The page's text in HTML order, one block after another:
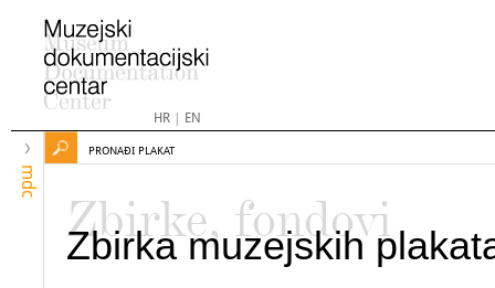
HR| EN
mdc
PRONAĐI PLAKAT
Zbirke, fondovi
Zbirka muzejskih